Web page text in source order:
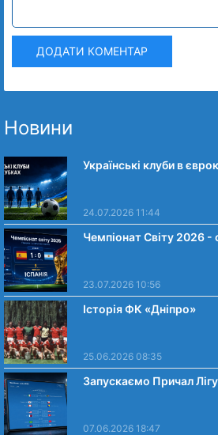
ДОДАТИ КОМЕНТАР
Новини
Українські клуби в
24.07.2026 11:44
Чемпіонат Світу 2026 -
23.07.2026 10:56
Історія ФК «Дніпро»
25.06.2026 08:35
Запускаємо Причал
07.06.2026 18:47